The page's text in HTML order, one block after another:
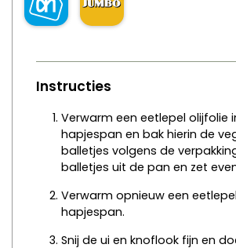
Instructies
Verwarm een eetlepel olijfolie
hapjespan en bak hierin de
balletjes volgens de
balletjes uit de pan en zet
Verwarm opnieuw een
hapjespan.
Snij de ui en knoflook fijn en